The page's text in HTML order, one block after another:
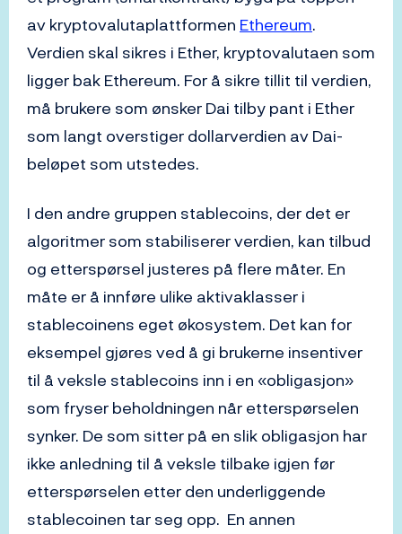
av kryptovalutaplattformen Ethereum.
Verdien skal sikres i Ether, kryptovalutaen som
ligger bak Ethereum. For å sikre tillit til verdien,
må brukere som ønsker Dai tilby pant i Ether
som langt overstiger dollarverdien av Dai-
beløpet som utstedes.
I den andre gruppen stablecoins, der det er
algoritmer som stabiliserer verdien, kan tilbud
og etterspørsel justeres på flere måter. En
måte er å innføre ulike aktivaklasser i
stablecoinens eget økosystem. Det kan for
eksempel gjøres ved å gi brukerne insentiver
til å veksle stablecoins inn i en «obligasjon»
som fryser beholdningen når etterspørselen
synker. De som sitter på en slik obligasjon har
ikke anledning til å veksle tilbake igjen før
etterspørselen etter den underliggende
stablecoinen tar seg opp. En annen